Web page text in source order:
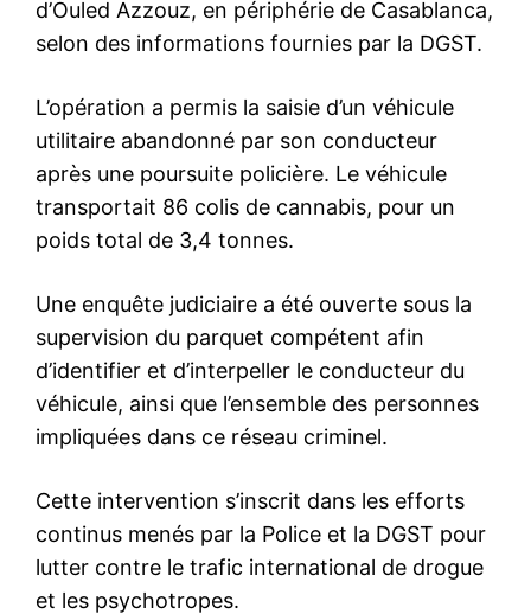
d’Ouled Azzouz, en périphérie de Casablanca,
selon des informations fournies par la DGST.
L’opération a permis la saisie d’un véhicule
utilitaire abandonné par son conducteur
après une poursuite policière. Le véhicule
transportait 86 colis de cannabis, pour un
poids total de 3,4 tonnes.
Une enquête judiciaire a été ouverte sous la
supervision du parquet compétent afin
d’identifier et d’interpeller le conducteur du
véhicule, ainsi que l’ensemble des personnes
impliquées dans ce réseau criminel.
Cette intervention s’inscrit dans les efforts
continus menés par la Police et la DGST pour
lutter contre le trafic international de drogue
et les psychotropes.